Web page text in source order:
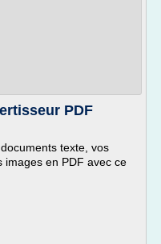
PDF
texte, vos
images en PDF avec ce